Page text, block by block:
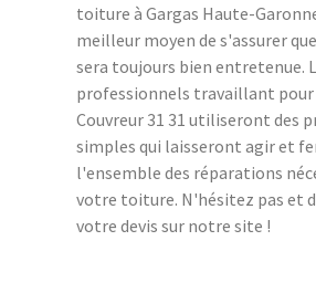
toiture à Gargas Haute-
meilleur moyen de s'assurer
sera toujours bien entretenue.
professionnels travaillant pour
Couvreur 31 31 utiliseront des
simples qui laisseront agir et
l'ensemble des réparations
votre toiture. N'hésitez pas et
votre devis sur notre site !